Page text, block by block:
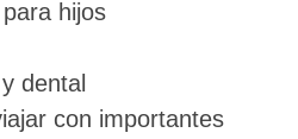
hijos
dental
con importantes